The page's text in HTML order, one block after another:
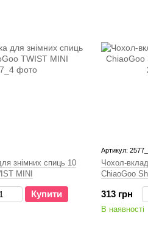
знімних спиць 10
MINI
Купити
Артикул:
Чохол-
ChiaoGoo
313 грн
В наявності